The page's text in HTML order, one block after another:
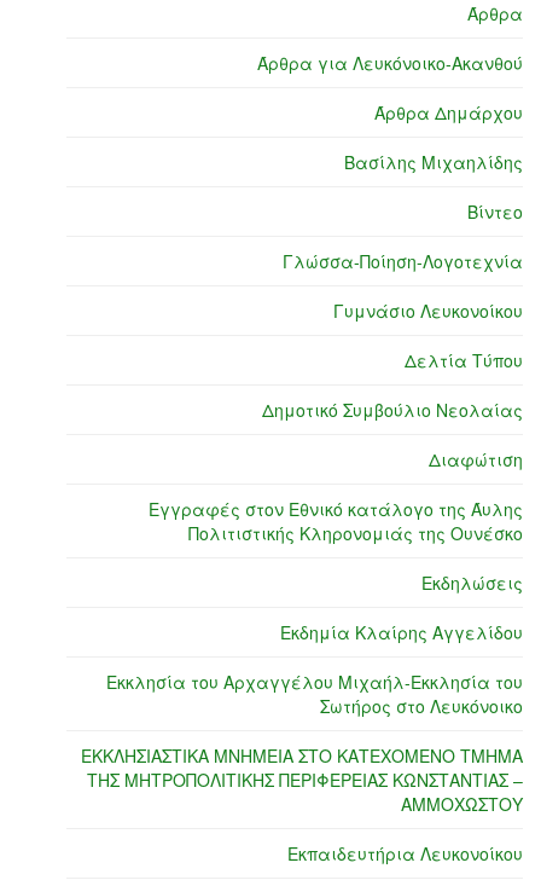
Άρθρα
Άρθρα για Λευκόνοικο-Ακανθού
Άρθρα Δημάρχου
Βασίλης Μιχαηλίδης
Βίντεο
Γλώσσα-Ποίηση-Λογοτεχνία
Γυμνάσιο Λευκονοίκου
Δελτία Τύπου
Δημοτικό Συμβούλιο Νεολαίας
Διαφώτιση
Εγγραφές στον Εθνικό κατάλογο της Άυλης
Πολιτιστικής Κληρονομιάς της Ουνέσκο
Εκδηλώσεις
Εκδημία Κλαίρης Αγγελίδου
Εκκλησία του Αρχαγγέλου Μιχαήλ-Εκκλησία του
Σωτήρος στο Λευκόνοικο
ΕΚΚΛΗΣΙΑΣΤΙΚΑ ΜΝΗΜΕΙΑ ΣΤΟ ΚΑΤΕΧΟΜΕΝΟ ΤΜΗΜΑ
ΤΗΣ ΜΗΤΡΟΠΟΛΙΤΙΚΗΣ ΠΕΡΙΦΕΡΕΙΑΣ ΚΩΝΣΤΑΝΤΙΑΣ –
ΑΜΜΟΧΩΣΤΟΥ
Εκπαιδευτήρια Λευκονοίκου